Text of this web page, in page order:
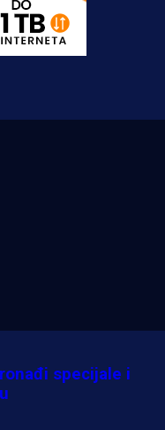
specijale i